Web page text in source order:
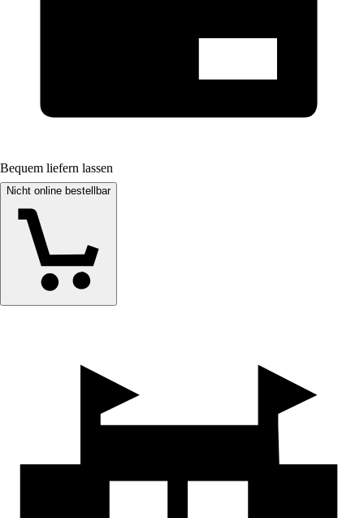
Bequem liefern lassen
Nicht online bestellbar